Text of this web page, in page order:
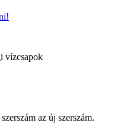
vízcsapok
az új szerszám.